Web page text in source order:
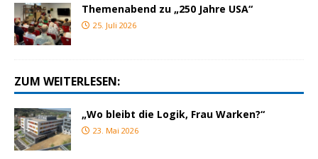
Themenabend zu „250 Jahre USA“
25. Juli 2026
ZUM WEITERLESEN:
„Wo bleibt die Logik, Frau Warken?“
23. Mai 2026